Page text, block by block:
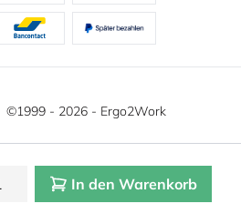
In den Warenkorb
©1999 - 2026 - Ergo2Work
Cookie-Einstellungen
Cookies. Lesen Sie unsere
für weitere Informationen.Mehr
|Verstecken